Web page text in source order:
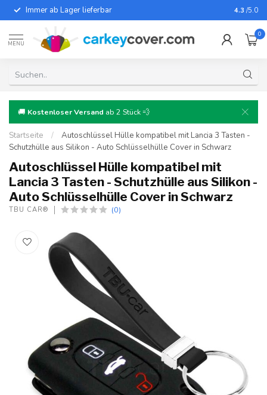
Immer ab Lager lieferbar Für fast
4.3 /5.0
MENU
0
🚚 Kostenloser Versand ab 2 Stück 💨
Startseite /
Autoschlüssel Hülle kompatibel mit Lancia 3 Tasten -
Schutzhülle aus Silikon - Auto Schlüsselhülle Cover in Schwarz
Autoschlüssel Hülle kompatibel mit
Lancia 3 Tasten - Schutzhülle aus Silikon -
Auto Schlüsselhülle Cover in Schwarz
TBU CAR® (0)